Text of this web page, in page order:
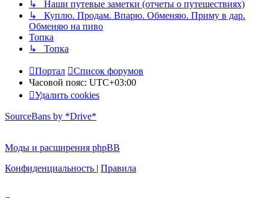
↳ Наши путевые заметки (отчеты о путешествиях)
↳ Куплю. Продам. Впарю. Обменяю. Приму в дар.
Обменяю на пиво
Топка
↳ Топка
Портал
Список форумов
Часовой пояс: UTC+03:00
Удалить cookies
SourceBans by *Drive*
Моды и расширения phpBB
Конфиденциальность | Правила